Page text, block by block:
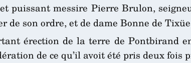
puissant messire Pierre Brulon,
son ordre, et de dame Bonne de
érection de la terre de Pontbirand
de ce qu’il avoit été pris deux fois